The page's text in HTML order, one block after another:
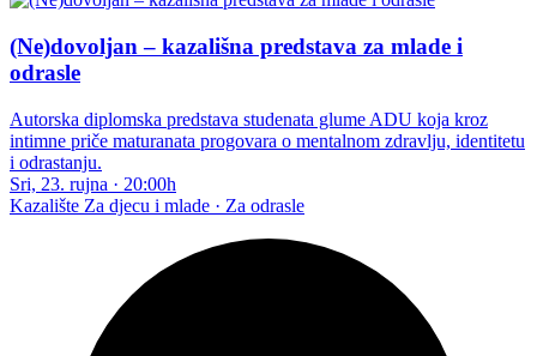
(Ne)dovoljan – kazališna predstava za mlade i
odrasle
Autorska diplomska predstava studenata glume ADU koja kroz
intimne priče maturanata progovara o mentalnom zdravlju, identitetu
i odrastanju.
Sri, 23. rujna · 20:00h
Kazalište Za djecu i mlade · Za odrasle